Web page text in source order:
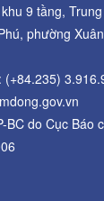
9 tầng,
phường
BC do Cục Báo